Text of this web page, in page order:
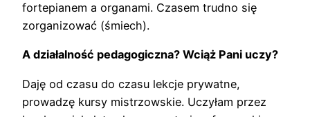
fortepianem a organami. Czasem trudno się
zorganizować (śmiech).
A działalność pedagogiczna? Wciąż Pani uczy?
Daję od czasu do czasu lekcje prywatne,
prowadzę kursy mistrzowskie. Uczyłam przez